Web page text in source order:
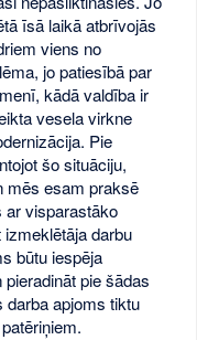
īsā laikā atbrīvojās
viens no
jo patiesībā par
kādā valdība ir
vesela virkne
Pie
šo situāciju,
mēs esam praksē
ar visparastāko
darbu
būtu iespēja
pie šādas
darba apjoms tiktu